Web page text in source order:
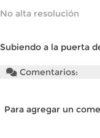
No alta resolución
Subiendo a la puerta
Comentarios:
Para agregar un